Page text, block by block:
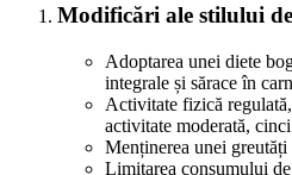
Modificări ale stilului
Adoptarea unei diete
integrale și sărace în
Activitate fizică
activitate moderată,
Menținerea unei greutăți
Limitarea consumului